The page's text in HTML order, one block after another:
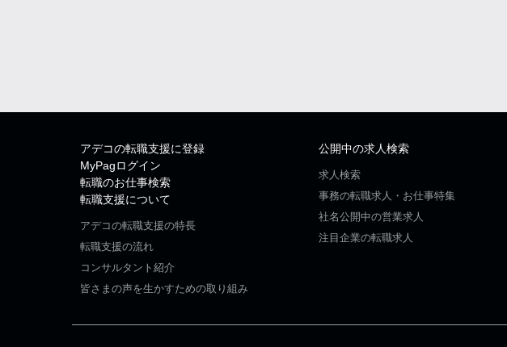
アデコの転職支援に登録
MyPagログイン
転職のお仕事検索
転職支援について
アデコの転職支援の特長
転職支援の流れ
コンサルタント紹介
皆さまの声を生かすための取り組み
公開中の求人検索
求人検索
事務の転職求人・お仕事特集
社名公開中の営業求人
注目企業の転職求人